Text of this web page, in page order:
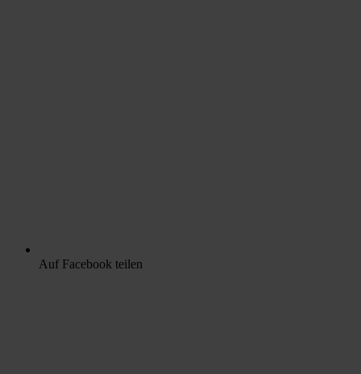
Auf Facebook teilen